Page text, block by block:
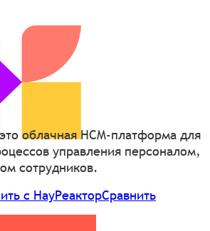
облачная HCM-платформа для
управления персоналом,
сотрудников.
с НауРеакторСравнить